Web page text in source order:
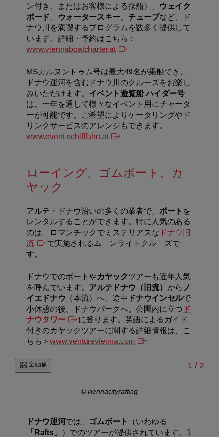
ン付き、またはお客様による操船）、
ウェイク
ボード
ウォータースキー チューブなど、ド
ナウ川を満喫するプログラムを数多く提供して
います。詳細・予約はこちら：
www.viennaboatcharter.at
MSカルヌントゥム号は最大49名が乗船でき、
ドナウ運河を含むドナウ川のクルーズをお楽し
みいただけます。 イベント遊覧船 ハイダー号
は、一年を通して様々なイベント用にチャータ
ーが可能です。ご希望によりケータリングやド
リンクサービスのアレンジもできます。
www.event-schifffahrt.at
ローイング、ゴムボート、カ
ヤック
アルテ・ドナウ沿いの多くの業者で、 ボート を
レンタルすることができます。 特に人気のある
のは、ロマンチックでミステリアスな ドナウ旧
流
で実施されるムーンライトクルーズで
す。
ドナウでのボートやカヤックツアーも近年人気
を呼んでいます。 アルテドナウ（旧流） から ノ
イエドナウ （本流）へ、途中 ドナウインセルで
小休憩の後、ドナウパークへ。公園内に立つ ド
ナウタワー
に登ります。英語によるガイド
付きのカヤックツアーに関する詳細情報は、こ
ちら＞ www.venturevienna.com
全画像 1 // 2
© viennacityrafting
ドナウ運河では、 ゴムボート
（いわゆる
「 Rafts 」 ）でのツアーが提供されています。 1